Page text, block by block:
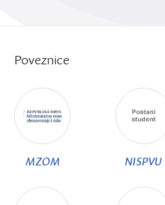
Poveznice
MZOM NISPVU